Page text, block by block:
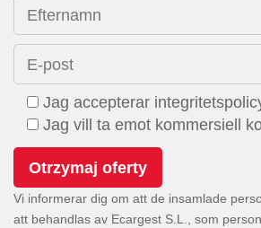
Efternamn
E-post
Jag accepterar
Jag vill ta emot kommersiell
Vi informerar dig om att de insamlade
att behandlas av Ecargest S.L., som